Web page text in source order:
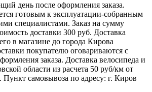
день после оформления заказа.
готовым к эксплуатации-собранным
специалистами. Заказ на сумму
доставки 300 руб. Доставка
в магазине до города Кирова
покупателю оговариваются с
заказа. Доставка велосипеда и
области из расчета 50 руб/км от
Пункт самовывоза по адресу: г. Киров